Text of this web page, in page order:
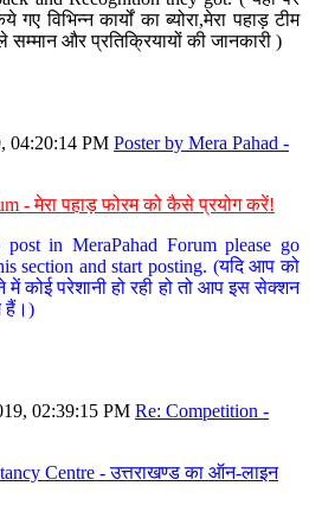
गए विभिन्न कार्यों का ब्योरा,मेरा पहाड़ टीम
सम्मान और प्रतिक्रियायों की जानकारी )
04:20:14 PM Poster by Mera Pahad -
- मेरा पहाड़ फोरम को कैसे प्रयोग करें!
in MeraPahad Forum please go
section and start posting. (यदि आप को
कोई परेशानी हो रही हो तो आप इस सेक्शन
हैं।)
02:39:15 PM Re: Competition -
Centre - उत्तराखण्ड का ऑन-लाइन